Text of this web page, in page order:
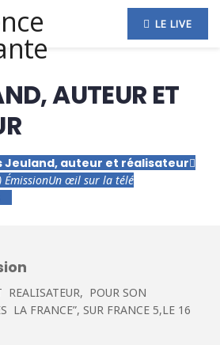
LE LIVE
AUTEUR ET
Jeuland, auteur et réalisateur
ÉmissionUn œil sur la télé
REALISATEUR, POUR SON
LA FRANCE”, SUR FRANCE 5,LE 16